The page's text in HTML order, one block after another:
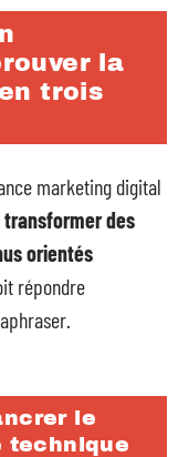
la
trois
marketing digital
des
orientés
répondre
le
technique